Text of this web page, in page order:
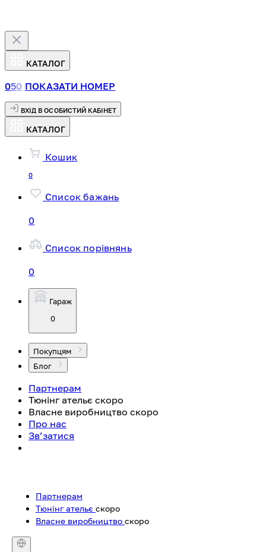
КАТАЛОГ
050 ПОКАЗАТИ НОМЕР
ВХІД В ОСОБИСТИЙ КАБІНЕТ
КАТАЛОГ
Кошик
0
Список бажань
0
Список порівнянь
0
Гараж
0
Покупцям
Блог
Партнерам
Тюнінг ательє скоро
Власне виробництво скоро
Про нас
Зв’затися
Партнерам
Тюнінг ательє скоро
Власне виробництво скоро